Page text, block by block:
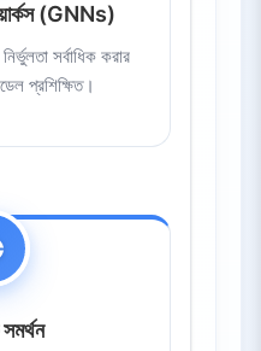
(GNNs)
সর্বাধিক করার
প্রশিক্ষিত।